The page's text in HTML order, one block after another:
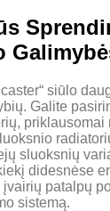
siūlo
Galite
priklausomai
sluoksnių
didesnėse
patalpų
sistemą.